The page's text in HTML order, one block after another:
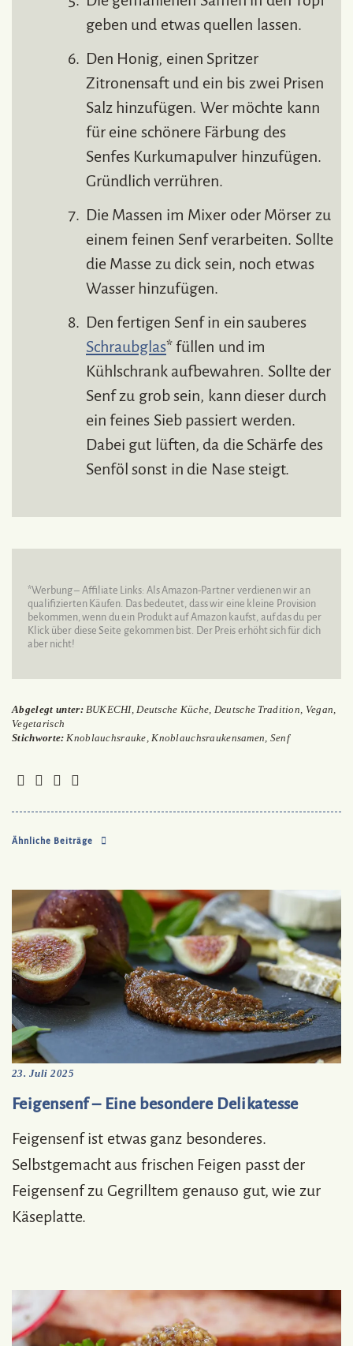
geben und etwas quellen lassen.
Den Honig, einen Spritzer
Zitronensaft und ein bis zwei Prisen
Salz hinzufügen. Wer möchte kann
für eine schönere Färbung des
Senfes Kurkumapulver hinzufügen.
Gründlich verrühren.
Die Massen im Mixer oder Mörser zu
einem feinen Senf verarbeiten. Sollte
die Masse zu dick sein, noch etwas
Wasser hinzufügen.
Den fertigen Senf in ein sauberes
Schraubglas* füllen und im
Kühlschrank aufbewahren. Sollte der
Senf zu grob sein, kann dieser durch
ein feines Sieb passiert werden.
Dabei gut lüften, da die Schärfe des
Senföl sonst in die Nase steigt.
*Werbung – Affiliate Links: Als Amazon-Partner verdienen wir an
qualifizierten Käufen. Das bedeutet, dass wir eine kleine Provision
bekommen, wenn du ein Produkt auf Amazon kaufst, auf das du per
Klick über diese Seite gekommen bist. Der Preis erhöht sich für dich
aber nicht!
Abgelegt unter: BUKECHI, Deutsche Küche Deutsche Tradition Vegan
Vegetarisch
Stichworte: Knoblauchsrauke Knoblauchsraukensamen Senf
Ähnliche Beiträge
23. Juli 2025
Feigensenf – Eine besondere Delikatesse
Feigensenf ist etwas ganz besonderes.
Selbstgemacht aus frischen Feigen passt der
Feigensenf zu Gegrilltem genauso gut, wie zur
Käseplatte.